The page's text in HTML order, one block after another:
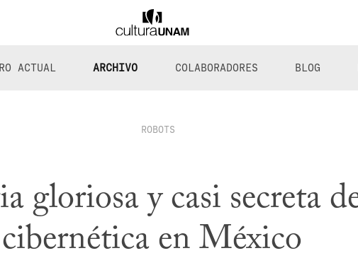
ACTUAL ARCHIVO COLABORADORES BLOG
ROBOTS
gloriosa y casi secreta
cibernética en México